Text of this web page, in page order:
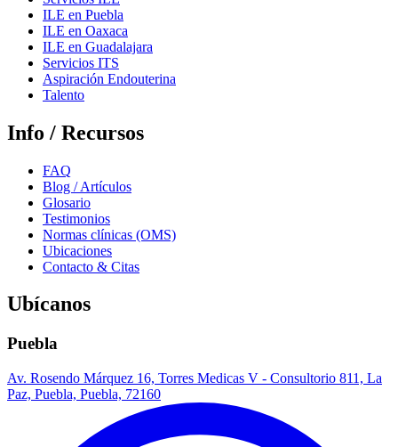
ILE en Puebla
ILE en Oaxaca
ILE en Guadalajara
Servicios ITS
Aspiración Endouterina
Talento
Info / Recursos
FAQ
Blog / Artículos
Glosario
Testimonios
Normas clínicas (OMS)
Ubicaciones
Contacto & Citas
Ubícanos
Puebla
Av. Rosendo Márquez 16, Torres Medicas V - Consultorio 811, La
Paz, Puebla, Puebla, 72160